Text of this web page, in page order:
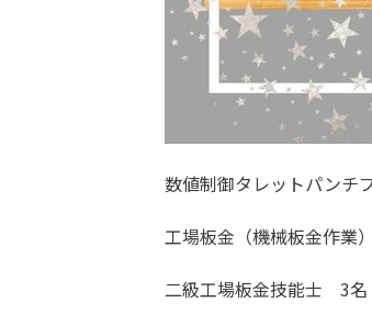
数値制御タレットパンチ
工場板金（機械板金作業）
二級工場板金技能士 3名